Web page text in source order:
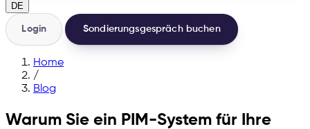
DE
Login Sondierungsgespräch buchen
Home
/
Blog
Warum Sie ein PIM-System für Ihre